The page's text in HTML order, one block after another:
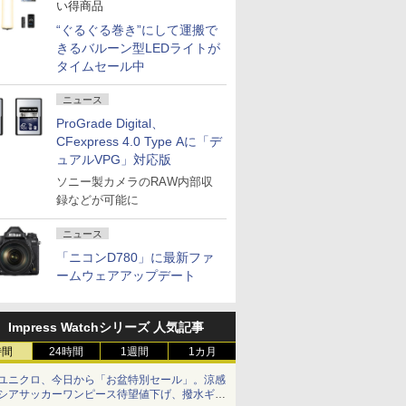
い得商品
“ぐるぐる巻き”にして運搬で
きるバルーン型LEDライトが
タイムセール中
ニュース
ProGrade Digital、
CFexpress 4.0 Type Aに「デ
ュアルVPG」対応版
ソニー製カメラのRAW内部収
録などが可能に
ニュース
「ニコンD780」に最新ファ
ームウェアアップデート
Impress Watchシリーズ 人気記事
24時間 1週間 1カ月
ニクロ、今日から「お盆特別セール」。涼感
アサッカーワンピース待望値下げ、撥水ギア